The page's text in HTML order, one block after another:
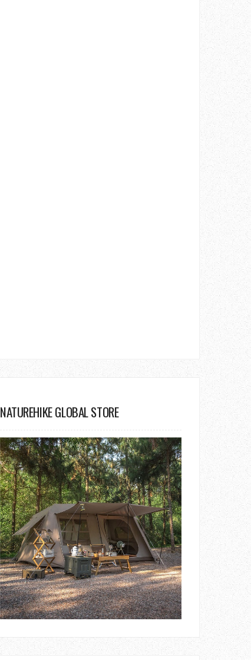
NATUREHIKE GLOBAL STORE